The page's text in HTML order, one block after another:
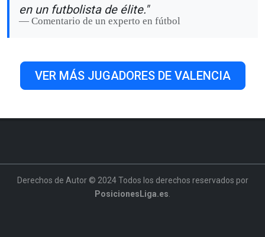
en un futbolista de élite."
Comentario de un experto en fútbol
VER MÁS JUGADORES DE VALENCIA
Derechos de Autor © 2024 Todos los derechos reservados por
PosicionesLiga.es.